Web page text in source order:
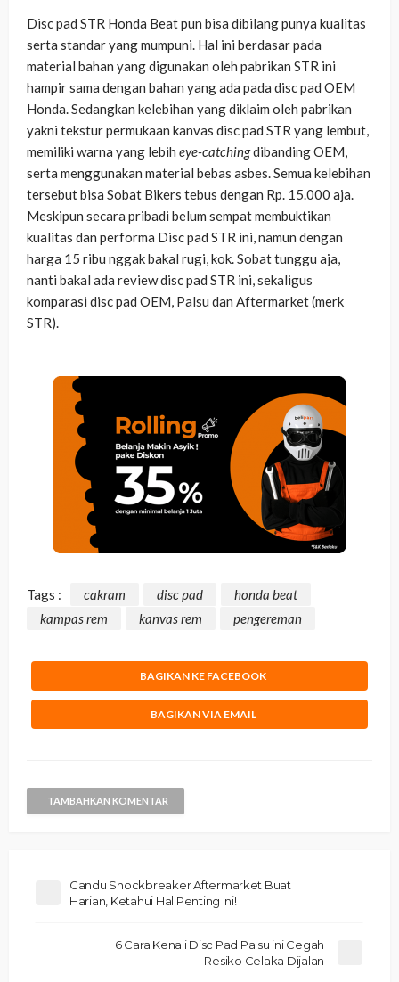
Disc pad STR Honda Beat pun bisa dibilang punya kualitas
serta standar yang mumpuni. Hal ini berdasar pada
material bahan yang digunakan oleh pabrikan STR ini
hampir sama dengan bahan yang ada pada disc pad OEM
Honda. Sedangkan kelebihan yang diklaim oleh pabrikan
yakni tekstur permukaan kanvas disc pad STR yang lembut,
memiliki warna yang lebih eye-catchingdibanding OEM,
serta menggunakan material bebas asbes. Semua kelebihan
tersebut bisa Sobat Bikers tebus dengan Rp. 15.000 aja.
Meskipun secara pribadi belum sempat membuktikan
kualitas dan performa Disc pad STR ini, namun dengan
harga 15 ribu nggak bakal rugi, kok. Sobat tunggu aja,
nanti bakal ada review disc pad STR ini, sekaligus
komparasi disc pad OEM, Palsu dan Aftermarket (merk
STR).
Tags : cakram disc pad
honda beat
kampas rem
kanvas rem pengereman
BAGIKAN KE FACEBOOK
BAGIKAN VIA EMAIL
TAMBAHKAN KOMENTAR
Candu Shockbreaker Aftermarket Buat
Harian, Ketahui Hal Penting Ini!
6 Cara Kenali Disc Pad Palsu ini Cegah
Resiko Celaka Dijalan